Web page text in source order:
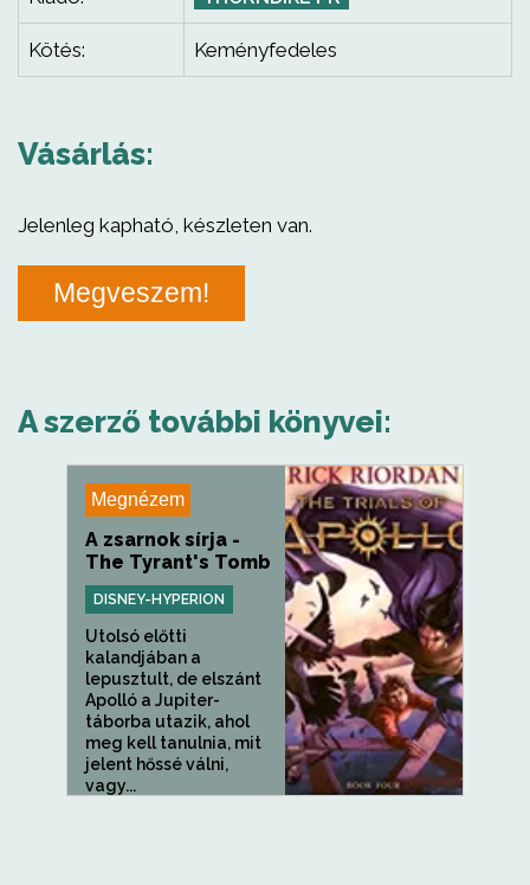
Kötés: Keményfedeles
Vásárlás:
Jelenleg kapható, készleten van.
Megveszem!
A szerző további könyvei:
Megnézem
A zsarnok sírja -
The Tyrant's Tomb
DISNEY-HYPERION
Utolsó előtti
kalandjában a
lepusztult, de elszánt
Apolló a Jupiter-
táborba utazik, ahol
meg kell tanulnia, mit
jelent hőssé válni,
vagy...